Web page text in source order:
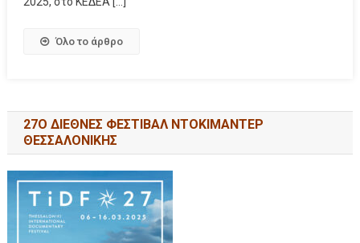
Όλο το άρθρο
27Ο ΔΙΕΘΝΕΣ ΦΕΣΤΙΒΑΛ ΝΤΟΚΙΜΑΝΤΕΡ
ΘΕΣΣΑΛΟΝΙΚΗΣ